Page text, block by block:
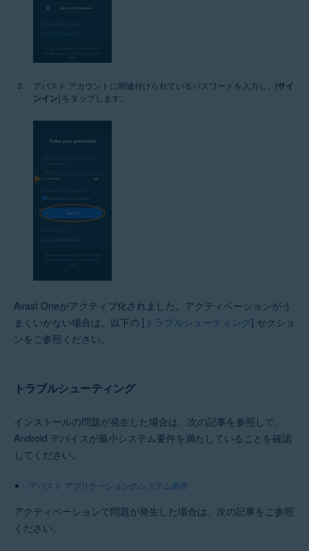
アバスト アカウントに関連付けられているパスワードを入力し、[サイ
ンイン] をタップします。
Avast Oneがアクティブ化されました。アクティベーションがう
まくいかない場合は、以下の [ トラブルシューティング] セクショ
ンをご参照ください。
トラブルシューティング
インストールの問題が発生した場合は、次の記事を参照して、
Android デバイスが最小システム要件を満たしていることを確認
してください。
アバスト アプリケーションのシステム要件
アクティベーションで問題が発生した場合は、次の記事をご参照
ください。